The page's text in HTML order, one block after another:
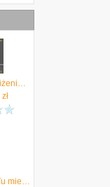
Kieślowski. Zbliżenie - Katarzyna Surmiak-Domańska (MP3)
zł
Ku Klux Klan. Tu mieszka miłość wyd.2